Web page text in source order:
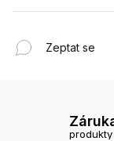
Zeptat se